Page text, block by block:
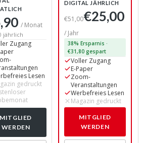
/ Monat
jährlich
Zugang
Lesen
gedruckt
MITGLIED
WERDEN
DIGITAL JÄHRLICH
€51,00€25,00
/ Jahr
38% Ersparnis ·
€31,80 gespart
Voller Zugang
E-Paper
Zoom-
Veranstaltungen
Werbefreies Lesen
Magazin gedruckt
MITGLIED
WERDEN